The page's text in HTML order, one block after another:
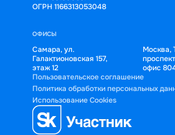
ОГРН 1166313053048
ОФИСЫ
Самара, ул.
Галактионовская 157,
этаж 12
Москва,
офис
Пользовательское соглашение
Политика обработки персональных
Использование Cookies